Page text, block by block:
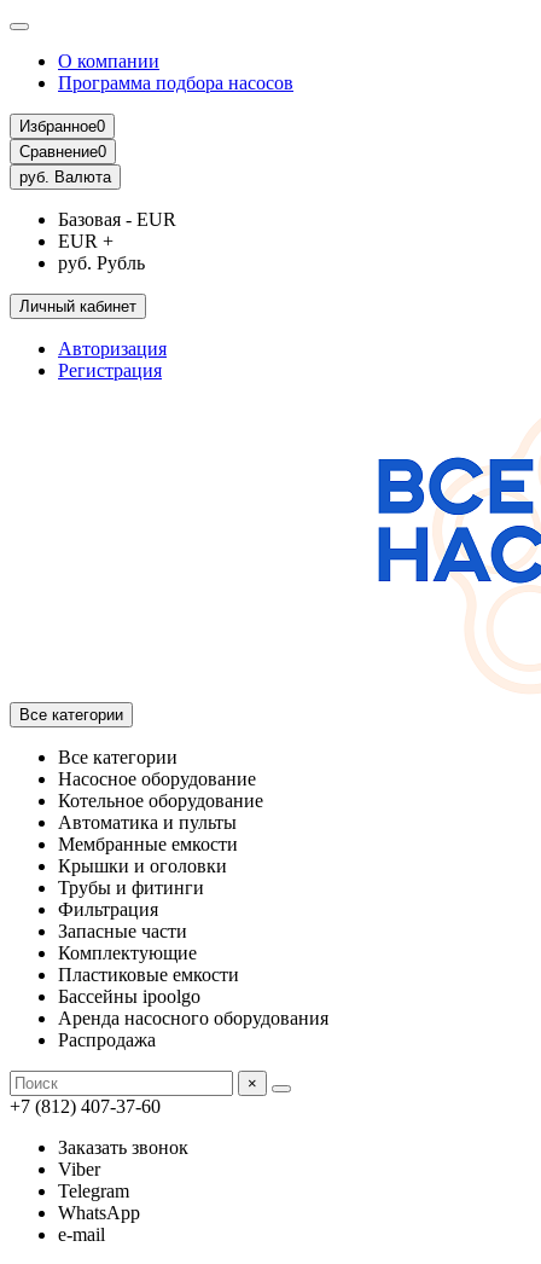
О компании
Программа подбора насосов
Избранное0
Сравнение0
руб. Валюта
Базовая - EUR
EUR +
руб. Рубль
Личный кабинет
Авторизация
Регистрация
Все категории
Все категории
Насосное оборудование
Котельное оборудование
Автоматика и пульты
Мембранные емкости
Крышки и оголовки
Трубы и фитинги
Фильтрация
Запасные части
Комплектующие
Пластиковые емкости
Бассейны ipoolgo
Аренда насосного оборудования
Распродажа
×
+7 (812) 407-37-60
Заказать звонок
Viber
Telegram
WhatsApp
e-mail